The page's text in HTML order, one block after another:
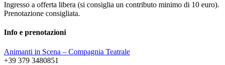
Ingresso a offerta libera (si consiglia un contributo minimo di 10 euro).
Prenotazione consigliata.
Info e prenotazioni
Animanti in Scena – Compagnia Teatrale
+39 379 3480851